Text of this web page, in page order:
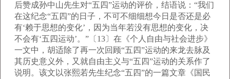
后赞成孙中山先生对“五四”运动的评价，结语说：“我们
在这纪念“五四”的日子，不可不细细想今日是否还是必
有‘赖于思想的变化’，因为当年若没有思想的变化，决
不会有‘五四运动’。”〔13〕在《个人自由与社会进步》
一文中，胡适除了再一次回顾“五四”运动的来龙去脉及
其历史意义外，又就自由主义与“五四”运动的关系作了
说明。该文以张熙若先生纪念“五四”的一篇文章《国民